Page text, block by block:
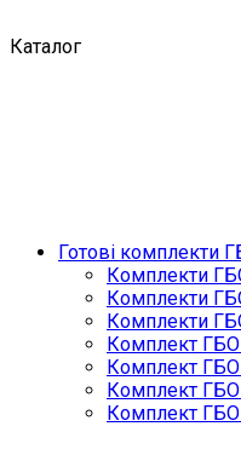
Каталог
Готові комплекти
Комплекти
Комплекти
Комплекти
Комплект ГБО
Комплект ГБО
Комплект ГБО
Комплект ГБО